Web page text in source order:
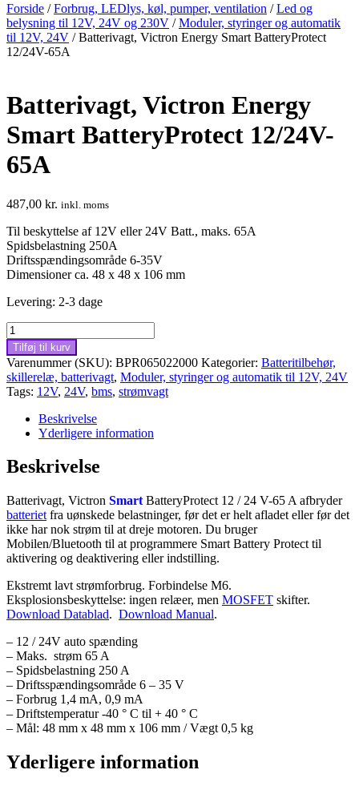
Forside /Forbrug, LEDlys, køl, pumper, ventilation /Led og
belysning til 12V, 24V og 230V /Moduler, styringer og automatik
til 12V, 24V / Batterivagt, Victron Energy Smart BatteryProtect
12/24V-65A
Batterivagt, Victron Energy
Smart BatteryProtect 12/24V-
65A
487,00 kr. inkl. moms
Til beskyttelse af 12V eller 24V Batt., maks. 65A
Spidsbelastning 250A
Driftsspændingsområde 6-35V
Dimensioner ca. 48 x 48 x 106 mm
Levering: 2-3 dage
Batterivagt,
Victron
Energy
Smart
BatteryProtect
12/24V-
65A
antal
Tilføj til kurv
Varenummer (SKU): BPR065022000 Kategorier: Batteritilbehør,
skillerelæ, batterivagt, Moduler, styringer og automatik til 12V, 24V
Tags: 12V, 24V, bms, strømvagt
Beskrivelse
Yderligere information
Beskrivelse
Batterivagt, Victron Smart BatteryProtect 12 / 24 V-65 A afbryder
batteriet fra uønskede belastninger, før det er helt afladet eller før det
ikke har nok strøm til at dreje motoren. Du bruger
Mobilen/Bluetooth til at programmere Smart Battery Protect til
aktivering og deaktivering eller indstilling.
Ekstremt lavt strømforbrug. Forbindelse M6.
Eksplosionsbeskyttelse: ingen relæer, men MOSFET skifter.
Download Datablad. Download Manual.
– 12 / 24V auto spænding
– Maks. strøm 65 A
– Spidsbelastning 250 A
– Driftsspændingsområde 6 – 35 V
– Forbrug 1,4 mA, 0,9 mA
– Driftstemperatur -40 ° C til + 40 ° C
– Mål: 48 mm x 48 mm x 106 mm / Vægt 0,5 kg
Yderligere information